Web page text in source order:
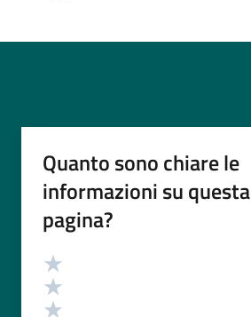
Quanto sono chiare le
informazioni su questa
pagina?
Valutazione